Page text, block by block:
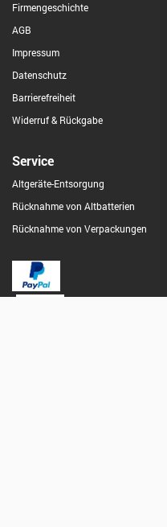
Firmengeschichte
AGB
Impressum
Datenschutz
Barrierefreiheit
Widerruf & Rückgabe
Service
Altgeräte-Entsorgung
Rücknahme von Altbatterien
Rücknahme von Verpackungen